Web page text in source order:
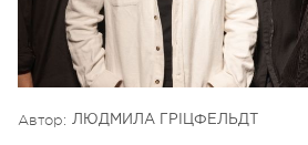
Автор: ЛЮДМИЛА ГРІЦФЕЛЬДТ